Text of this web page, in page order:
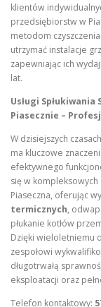
klientów
przedsiębiorstw w
metodom
utrzymać instalacje
zapewniając ich
lat.
Usługi
Piasecznie –
W dzisiejszych
ma kluczowe
efektywnego
się w kompleksowych
Piaseczna, oferując
termicznych,
płukanie kotłów
Dzięki wieloletniemu
zespołowi
długotrwałą
eksploatacji oraz
Telefon kontaktowy: